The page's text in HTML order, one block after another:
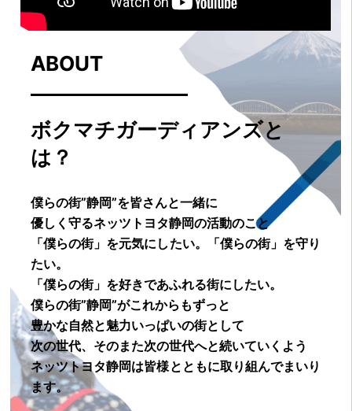
ABOUT
ボクマチガーディアンズと
は？
僕らの街”静岡”を皆さんと一緒に
優しく守るネッツトヨタ静岡の活動のこと
「僕らの街」を元気にしたい。「僕らの街」を守り
たい。
「僕らの街」を好きであふれる街にしたい。
僕らの街”静岡”がこれからもずっと
豊かな自然と魅力いっぱいの街として
次の世代、そのまた次の世代へと続いていくよう
ネッツトヨタ静岡は皆様とともに取り組んでまいり
ます。